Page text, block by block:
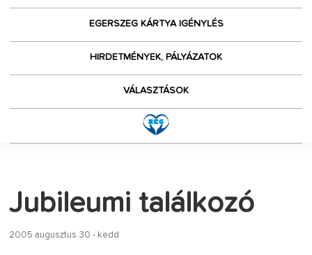
EGERSZEG KÁRTYA IGÉNYLÉS
HIRDETMÉNYEK, PÁLYÁZATOK
VÁLASZTÁSOK
Jubileumi találkozó
2005 augusztus 30 - kedd